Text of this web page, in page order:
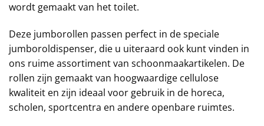
wordt gemaakt van het toilet.
Deze jumborollen passen perfect in de speciale
jumboroldispenser, die u uiteraard ook kunt vinden in
ons ruime assortiment van schoonmaakartikelen. De
rollen zijn gemaakt van hoogwaardige cellulose
kwaliteit en zijn ideaal voor gebruik in de horeca,
scholen, sportcentra en andere openbare ruimtes.